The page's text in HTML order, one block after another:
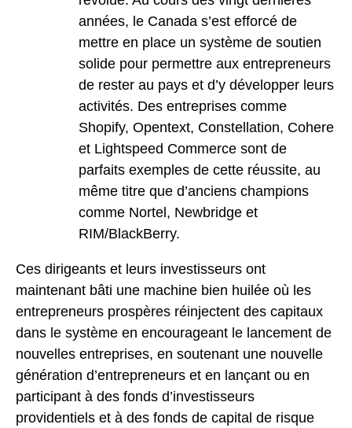
années, le Canada s’est efforcé de
mettre en place un système de soutien
solide pour permettre aux entrepreneurs
de rester au pays et d’y développer leurs
activités. Des entreprises comme
Shopify, Opentext, Constellation, Cohere
et Lightspeed Commerce sont de
parfaits exemples de cette réussite, au
même titre que d’anciens champions
comme Nortel, Newbridge et
RIM/BlackBerry.
Ces dirigeants et leurs investisseurs ont
maintenant bâti une machine bien huilée où les
entrepreneurs prospères réinjectent des capitaux
dans le système en encourageant le lancement de
nouvelles entreprises, en soutenant une nouvelle
génération d’entrepreneurs et en lançant ou en
participant à des fonds d’investisseurs
providentiels et à des fonds de capital de risque